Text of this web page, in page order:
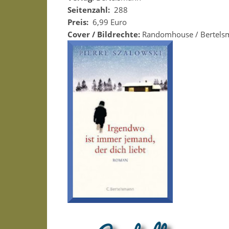
Seitenzahl: 288
Preis: 6,99 Euro
Cover / Bildrechte: Randomhouse /